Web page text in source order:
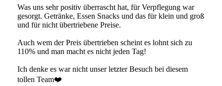
Was uns sehr positiv überrascht hat, für Verpflegung war
gesorgt. Getränke, Essen Snacks und das für klein und groß
und für nicht übertriebene Preise.
Auch wem der Preis übertrieben scheint es lohnt sich zu
110% und man macht es nicht jeden Tag!
Ich denke es war nicht unser letzter Besuch bei diesem
tollen Team❤️